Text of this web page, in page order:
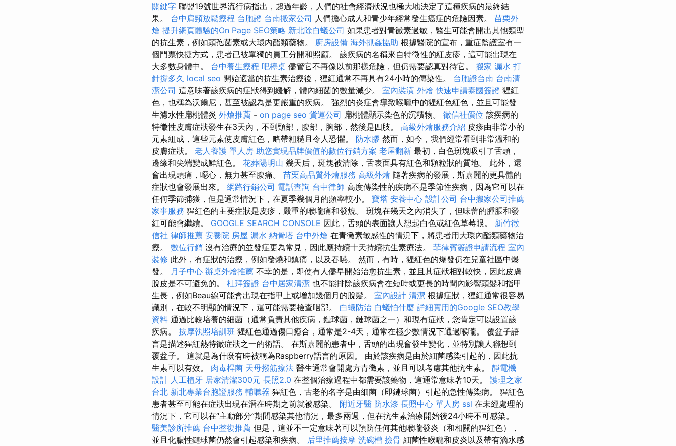
關鍵字 聯盟19號世界流行病指出，超過年齡，人們的社會經濟狀況也極大地決定了這種疾病的最終結
果。 台中肩頸放鬆療程 台胞證 台南搬家公司 人們擔心成人和青少年經常發生癌症的危險因素。 苗栗外
燴 提升網頁體驗的On Page SEO策略 新北除白蟻公司 如果患者對青黴素過敏，醫生可能會開出其他類型
的抗生素，例如頭孢菌素或大環內酯類藥物。 廚房設備 海外抓姦協助 根據醫院的宣布，重症監護室有一
個門票快捷方式，患者已被單獨的員工分開和照顧。 該疾病的名稱來自特徵性的紅皮疹，這可能出現在
大多數身體中。 台中養生療程 吧檯桌 儘管它不再像以前那樣危險，但仍需要認真對待它。 搬家 漏水 打
針撐多久 local seo 開始適當的抗生素治療後，猩紅通常不再具有24小時的傳染性。 台胞證台南 台南清
潔公司 這意味著該疾病的症狀得到緩解，體內細菌的數量減少。 室內裝潢 外燴 快速申請泰國簽證 猩紅
色，也稱為沃爾尼，甚至被認為是更嚴重的疾病。 強烈的炎症會導致喉嚨中的猩紅色紅色，並且可能發
生濾水性扁桃體炎 外燴推薦 - on page seo 貨運公司 扁桃體顯示染色的沉積物。 徵信社價位 該疾病的
特徵性皮膚症狀發生在3天內，不到頸部，腹部，胸部，然後是四肢。 高級外燴服務介紹 皮疹由非常小的
元素組成，這些元素使皮膚紅色，略帶粗糙且令人恐懼。 防水膠 然而，如今，我們經常看到非常溫和的
皮膚症狀。 老人養護 單人房 助您實現品牌價值的數位行銷方案 老屋翻新 最初，白色斑塊吸引了舌頭，
邊緣和尖端變成鮮紅色。 花葬陽明山 幾天后，斑塊被清除，舌表面具有紅色和顆粒狀的質地。 此外，還
會出現頭痛，噁心，無力甚至腹痛。 苗栗高品質外燴服務 高級外燴 隨著疾病的發展，斯嘉麗的更具體的
症狀也會發展出來。 網路行銷公司 電話查詢 台中律師 高度傳染性的疾病不是季節性疾病，因為它可以在
任何季節捕獲，但是通常情況下，在夏季幾個月的頻率較小。 寶塔 安養中心 設計公司 台中搬家公司推薦
家事服務 猩紅色的主要症狀是皮疹，嚴重的喉嚨痛和發燒。 斑塊在幾天之內消失了，但味蕾的腫脹和發
紅可能會繼續。 GOOGLE SEARCH CONSOLE 因此，舌頭的表面讓人想起白色或紅色草莓眼。 新竹徵
信社 律師推薦 安養院 房屋 漏水 納骨塔 台中外燴 在青黴素敏感性的情況下，將患者用大環內酯類藥物治
療。 數位行銷 沒有治療的並發症更為常見，因此應持續十天持續抗生素療法。 菲律賓簽證申請流程 室內
裝修 此外，有症狀的治療，例如發燒和鎮痛，以及吞嚥。 然而，有時，猩紅色的爆發仍在兒童社區中爆
發。
月子中心 辦桌外燴推薦 不幸的是，即使有人儘早開始治愈抗生素，並且其症狀相對較快，因此皮膚
脫皮是不可避免的。 杜拜簽證 台中居家清潔 也不能排除該疾病會在短時或更長的時間內影響頭髮和指甲
生長，例如Beau線可能會出現在指甲上或增加幾個月的脫髮。 室內設計 清潔 根據症狀，猩紅通常很容易
識別，在較不明顯的情況下，還可能需要檢查咽部。 白蟻防治 白蟻怕什麼 詳細實用的Google SEO教學
資料 通過比較培養的細菌（通常負責其他疾病，鏈球菌，鏈球菌之一）和現有症狀，您肯定可以設置該
疾病。 按摩執照培訓班 猩紅色通過傷口癒合，通常是2-4天，通常在極少數情況下通過喉嚨。 覆盆子語
言是描述猩紅熱特徵症狀之一的術語。 在斯嘉麗的患者中，舌頭的出現會發生變化，並特別讓人聯想到
覆盆子。 這就是為什麼有時被稱為Raspberry語言的原因。 由於該疾病是由於細菌感染引起的，因此抗
生素可以有效。 肉毒桿菌 天母撥筋療法 醫生通常會開處方青黴素，並且可以考慮其他抗生素。 靜電機
設計 人工植牙 居家清潔300元 長照2.0 在整個治療過程中都需要該藥物，這通常意味著10天。 護理之家
台北 新北專業台胞證服務 輔聽器 猩紅色，古老的名字是由細菌（即鏈球菌）引起的急性傳染病。 猩紅色
患者甚至可能在症狀出現在潛在時期之前就被感染。 附近牙醫 防水漆 長照中心 單人房 ssl 在未經處理的
情況下，它可以在“主動部分”期間感染其他情況，最多兩週，但在抗生素治療開始後24小時不可感染。
醫美診所推薦 台中整復推薦 但是，這並不一定意味著可以預防任何其他喉嚨發炎（和相關的猩紅色），
並且化膿性鏈球菌仍然會引起感染和疾病。 后里推薦按摩 洗碗槽 撿骨 細菌性喉嚨和皮炎以及帶有滴水感